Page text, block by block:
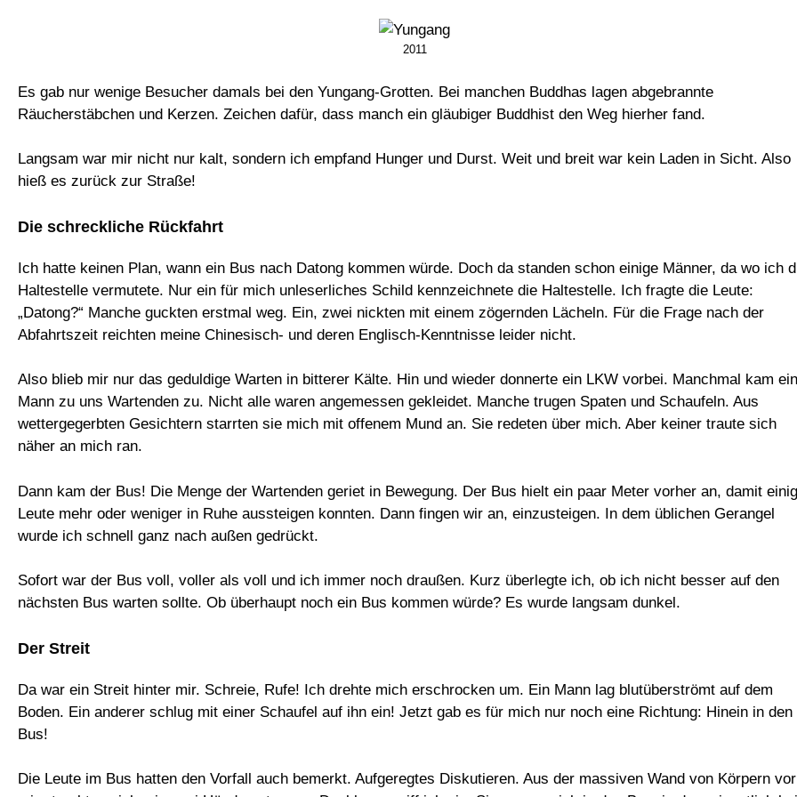
2011
Es gab nur wenige Besucher damals bei den Yungang-Grotten. Bei manchen Buddhas lagen abgebrannte
Räucherstäbchen und Kerzen. Zeichen dafür, dass manch ein gläubiger Buddhist den Weg hierher fand.
Langsam war mir nicht nur kalt, sondern ich empfand Hunger und Durst. Weit und breit war kein Laden in Sicht. Also
hieß es zurück zur Straße!
Die schreckliche Rückfahrt
Ich hatte keinen Plan, wann ein Bus nach Datong kommen würde. Doch da standen schon einige Männer, da wo ich
Haltestelle vermutete. Nur ein für mich unleserliches Schild kennzeichnete die Haltestelle. Ich fragte die Leute:
„Datong?“ Manche guckten erstmal weg. Ein, zwei nickten mit einem zögernden Lächeln. Für die Frage nach der
Abfahrtszeit reichten meine Chinesisch- und deren Englisch-Kenntnisse leider nicht.
Also blieb mir nur das geduldige Warten in bitterer Kälte. Hin und wieder donnerte ein LKW vorbei. Manchmal kam ein
Mann zu uns Wartenden zu. Nicht alle waren angemessen gekleidet. Manche trugen Spaten und Schaufeln. Aus
wettergegerbten Gesichtern starrten sie mich mit offenem Mund an. Sie redeten über mich. Aber keiner traute sich
näher an mich ran.
Dann kam der Bus! Die Menge der Wartenden geriet in Bewegung. Der Bus hielt ein paar Meter vorher an, damit
Leute mehr oder weniger in Ruhe aussteigen konnten. Dann fingen wir an, einzusteigen. In dem üblichen Gerangel
wurde ich schnell ganz nach außen gedrückt.
Sofort war der Bus voll, voller als voll und ich immer noch draußen. Kurz überlegte ich, ob ich nicht besser auf den
nächsten Bus warten sollte. Ob überhaupt noch ein Bus kommen würde? Es wurde langsam dunkel.
Der Streit
Da war ein Streit hinter mir. Schreie, Rufe! Ich drehte mich erschrocken um. Ein Mann lag blutüberströmt auf dem
Boden. Ein anderer schlug mit einer Schaufel auf ihn ein! Jetzt gab es für mich nur noch eine Richtung: Hinein in den
Bus!
Die Leute im Bus hatten den Vorfall auch bemerkt. Aufgeregtes Diskutieren. Aus der massiven Wand von Körpern vor